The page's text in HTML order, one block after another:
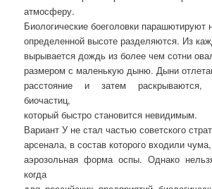
атмосферу.
Биологические боеголовки парашютируют
определенной высоте разделяются. Из
вырывается дождь из более чем сотни
размером с маленькую дыню. Дыни
расстояние и затем раскрываются,
биочастиц,
который быстро становится невидимым.
Вариант У не стал частью советского
арсенала, в состав которого входили
аэрозольная форма оспы. Однако
когда